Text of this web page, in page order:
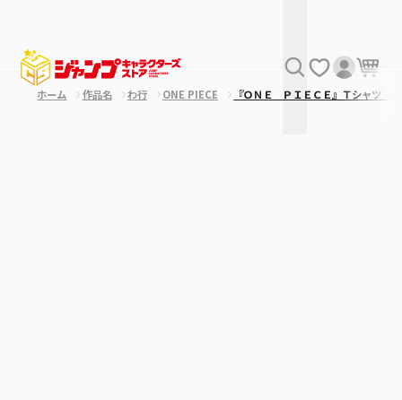
ホーム 作品名 わ行 ONE PIECE 『ＯＮＥ ＰＩＥＣＥ』Ｔシャツ